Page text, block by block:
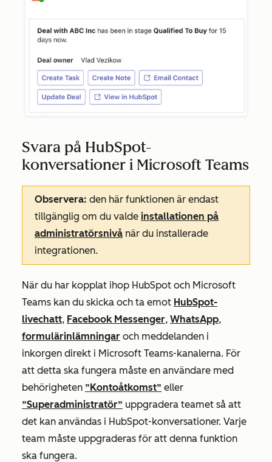
Svara på HubSpot-
konversationer i Microsoft Teams
Observera: den här funktionen är endast
tillgänglig om du valde installationen på
administratörsnivå när du installerade
integrationen.
När du har kopplat ihop HubSpot och Microsoft
Teams kan du skicka och ta emot HubSpot-
livechatt, Facebook Messenger, WhatsApp,
formulärinlämningar och meddelanden i
inkorgen direkt i Microsoft Teams-kanalerna. För
att detta ska fungera måste en användare med
behörigheten ”Kontoåtkomst” eller
”Superadministratör” uppgradera teamet så att
det kan användas i HubSpot-konversationer. Varje
team måste uppgraderas för att denna funktion
ska fungera.